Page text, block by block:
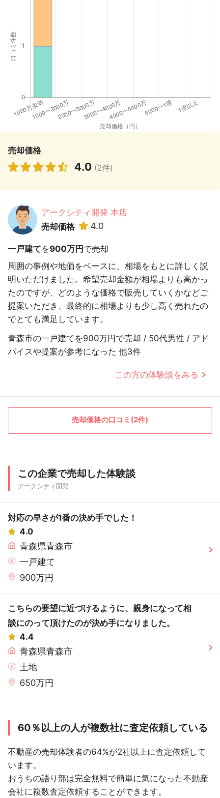
売却価格
4.0 (2件)
アークシティ開発 本店
売却価格
4.0
一戸建てを900万円で売却
周囲の事例や地価をベースに、相場をもとに詳しく説
明いただけました。希望売却金額が相場よりも高かっ
たのですが、どのような価格で販売していくかなどご
提案いただき、最終的に相場よりも少し高く売れたの
でとても満足しています。
青森市の一戸建てを900万円で売却 / 50代男性 / アド
バイスや提案が参考になった 他3件
この方の体験談をみる
売却価格の口コミ(2件)
この企業で売却した体験談
アークシティ開発
対応の早さが1番の決め手でした！
4.0
青森県青森市
一戸建て
900万円
こちらの要望に近づけるように、親身になって相
談にのって頂けたのが決め手になりました。
4.4
青森県青森市
土地
650万円
60％以上の人が複数社に査定依頼している
不動産の売却体験者の64%が2社以上に査定依頼して
います。
おうちの語り部は完全無料で簡単に気になった不動産
会社に複数査定依頼することができます。